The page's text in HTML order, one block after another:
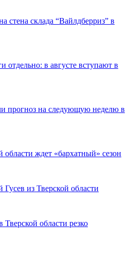
склада “Вайлдберриз” в
отдельно: в августе вступают в
прогноз на следующую неделю в
области ждет «бархатный» сезон
из Тверской области
области резко